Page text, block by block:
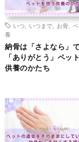
いつ いつまで お骨 ペ
養
納骨は「さよなら」
「ありがとう」ペッ
供養のかたち